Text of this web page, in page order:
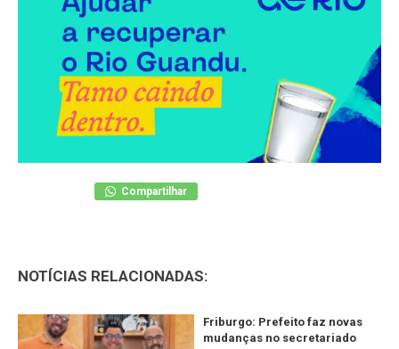
Compartilhar
NOTÍCIAS RELACIONADAS:
Friburgo: Prefeito faz novas
mudanças no secretariado